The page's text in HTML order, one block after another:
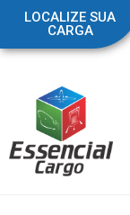
LOCALIZE SUA
CARGA